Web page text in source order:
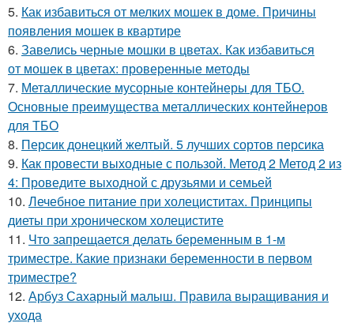
5. Как избавиться от мелких мошек в доме. Причины
появления мошек в квартире
6. Завелись черные мошки в цветах. Как избавиться
от мошек в цветах: проверенные методы
7. Металлические мусорные контейнеры для ТБО.
Основные преимущества металлических контейнеров
для ТБО
8. Персик донецкий желтый. 5 лучших сортов персика
9. Как провести выходные с пользой. Метод 2 Метод 2 из
4: Проведите выходной с друзьями и семьей
10. Лечебное питание при холециститах. Принципы
диеты при хроническом холецистите
11. Что запрещается делать беременным в 1-м
триместре. Какие признаки беременности в первом
триместре?
12. Арбуз Сахарный малыш. Правила выращивания и
ухода